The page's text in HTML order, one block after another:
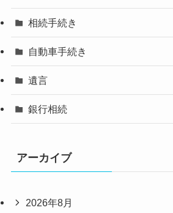
相続手続き
自動車手続き
遺言
銀行相続
アーカイブ
2026年8月